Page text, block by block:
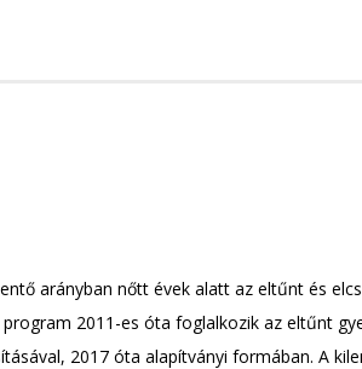
arányban nőtt évek alatt az eltűnt és
program 2011-es óta foglalkozik az eltűnt
2017 óta alapítványi formában. A